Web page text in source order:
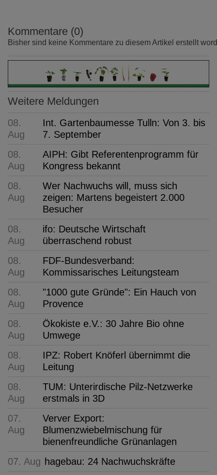
Kommentare (0)
Bisher sind keine Kommentare zu diesem Artikel erstellt
Weitere Meldungen
08.
Aug
Int. Gartenbaumesse Tulln: Von 3. bis
7. September
08.
Aug
AIPH: Gibt Referentenprogramm für
Kongress bekannt
08.
Aug
Wer Nachwuchs will, muss sich
zeigen: Martens begeistert 2.000
Besucher
08.
Aug
ifo: Deutsche Wirtschaft
überraschend robust
08.
Aug
FDF-Bundesverband:
Kommissarisches Leitungsteam
08.
Aug
"1000 gute Gründe": Ein Hauch von
Provence
08.
Aug
Ökokiste e.V.: 30 Jahre Bio ohne
Umwege
08.
Aug
IPZ: Robert Knöferl übernimmt die
Leitung
08.
Aug
TUM: Unterirdische Pilz-Netzwerke
erstmals in 3D
07.
Aug
Verver Export:
Blumenzwiebelmischung für
bienenfreundliche Grünanlagen
07. Aug hagebau: 24 Nachwuchskräfte